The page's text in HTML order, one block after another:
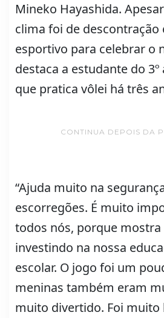
Mineko Hayashida.
clima foi de descontração
esportivo para celebrar o
destaca a estudante do
que pratica vôlei há três
CONTINUA DEPOIS DA
“Ajuda muito na
escorregões. É muito
todos nós, porque mostra
investindo na nossa
escolar. O jogo foi um
meninas também eram
muito divertido. Foi muito